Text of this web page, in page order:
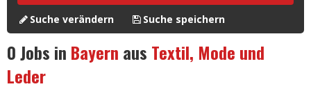
Suche verändern Suche speichern
0Jobs in Bayern aus Textil, Mode und
Leder